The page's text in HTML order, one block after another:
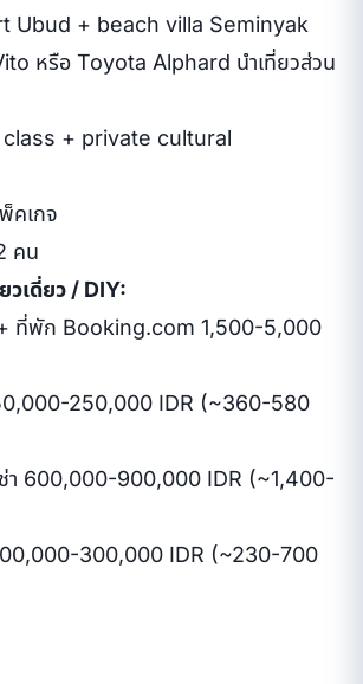
Ubud + beach villa Seminyak
หรือ Toyota Alphard นำเที่ยวส่วน
+ private cultural
คเกจ
คน
เดี่ยว / DIY:
ที่พัก Booking.com 1,500-5,000
250,000 IDR (~360-580
า 600,000-900,000 IDR (~1,400-
100,000-300,000 IDR (~230-700